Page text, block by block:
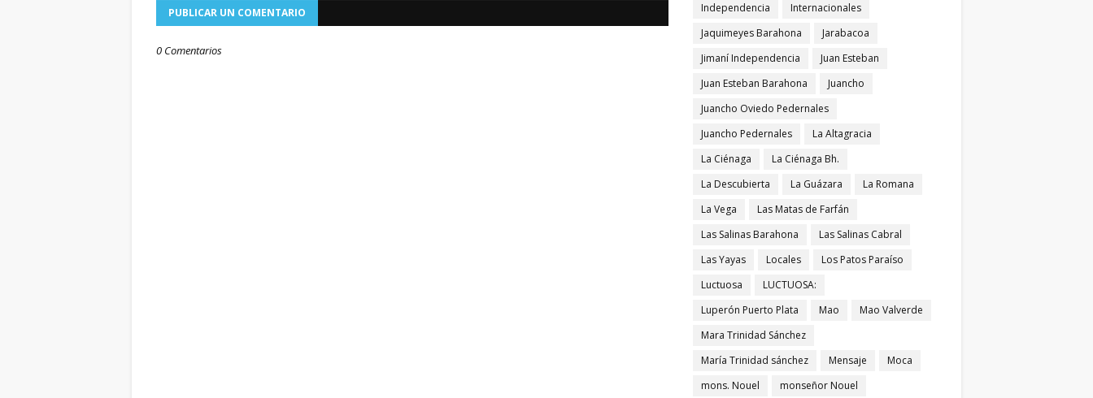
PUBLICAR UN COMENTARIO
0 Comentarios
Independencia
Internacionales
Jaquimeyes Barahona
Jarabacoa
Jimaní Independencia
Juan Esteban
Juan Esteban Barahona
Juancho
Juancho Oviedo Pedernales
Juancho Pedernales
La Altagracia
La Ciénaga
La Ciénaga Bh.
La Descubierta
La Guázara
La Romana
La Vega
Las Matas de Farfán
Las Salinas Barahona
Las Salinas Cabral
Las Yayas
Locales
Los Patos Paraíso
Luctuosa
LUCTUOSA:
Luperón Puerto Plata
Mao
Mao Valverde
Mara Trinidad Sánchez
María Trinidad sánchez
Mensaje
Moca
mons. Nouel
monseñor Nouel